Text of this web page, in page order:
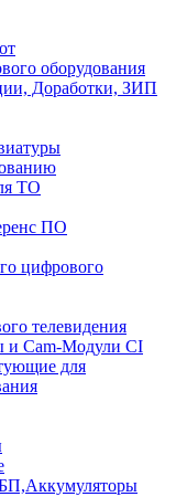
оборудования
Доработки, ЗИП
ТО
ПО
цифрового
телевидения
и Cam-Модули CI
для